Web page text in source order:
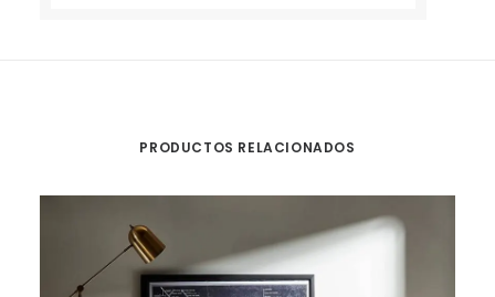
PRODUCTOS RELACIONADOS